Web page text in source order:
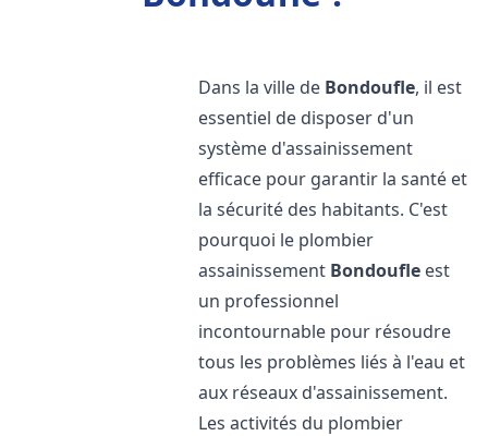
Dans la ville de Bondoufle, il est
essentiel de disposer d'un
système d'assainissement
efficace pour garantir la santé et
la sécurité des habitants. C'est
pourquoi le plombier
assainissement Bondoufle est
un professionnel
incontournable pour résoudre
tous les problèmes liés à l'eau et
aux réseaux d'assainissement.
Les activités du plombier